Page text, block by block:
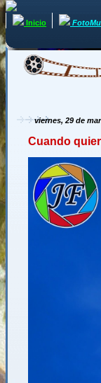
Inicio
viernes, 29 de
Cuando